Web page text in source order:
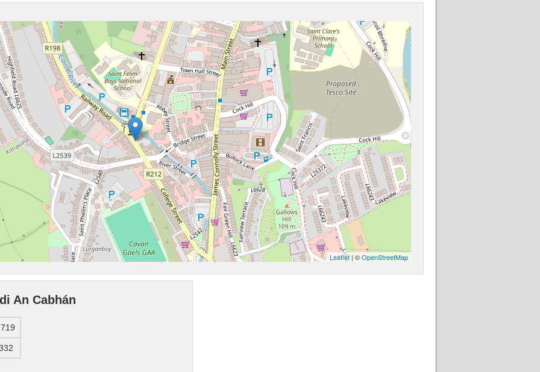
Leaflet | ©OpenStreetMap
An Cabhán